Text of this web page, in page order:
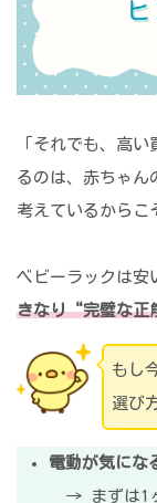
「それでも、高
るのは、赤ちゃん
考えているからこ
ベビーラックは安
きなり“完璧な正
もし
選び
電動が気にな
→ まずは1